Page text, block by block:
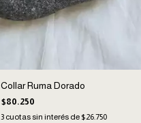
Collar Ruma Dorado
$80.250
3 cuotas sin interés de $26.750